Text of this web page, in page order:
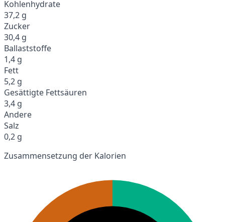
Kohlenhydrate
37,2 g
Zucker
30,4 g
Ballaststoffe
1,4 g
Fett
5,2 g
Gesättigte Fettsäuren
3,4 g
Andere
Salz
0,2 g
Zusammensetzung der Kalorien